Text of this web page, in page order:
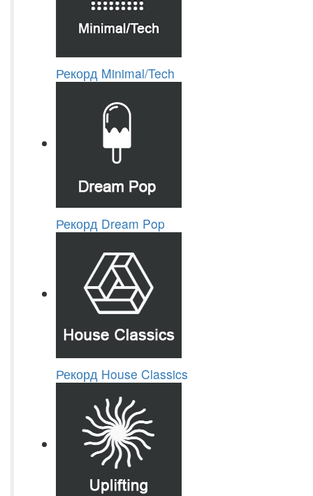
Рекорд Minimal/Tech
Рекорд Dream Pop
Рекорд House Classics